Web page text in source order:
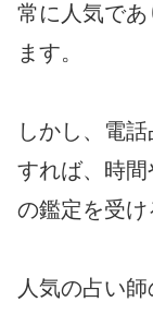
常に人気であ
ます。
しかし、電
すれば、時
の鑑定を受け
人気の占い